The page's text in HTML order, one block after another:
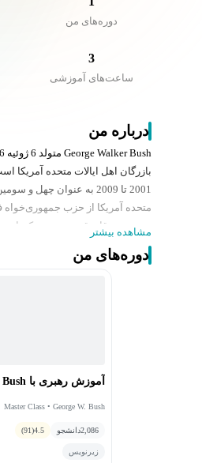
دوره‌های من
3
ساعت‌های آموزشی
درباره من
بازرگان اهل ایالات متحده آمریکا
2001 تا 2009 به عنوان چهل
متحده آمریکا از حزب جمهوری‌خواه
جنگ افغانستان و جنگ عراق در
جمهوری او رخ داد. وی مدرک
مشاهده بیشتر
دوره‌های من
آموزش رهبری با George W. Bush
Master Class • George W. Bush
2,086دانشجو 4.5
(91)
زیرنویس